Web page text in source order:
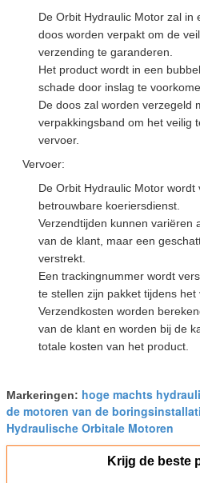
De Orbit Hydraulic Motor zal in
doos worden verpakt om de
verzending te garanderen.
Het product wordt in een
schade door inslag te
De doos zal worden verzegeld
verpakkingsband om het veilig
vervoer.
Vervoer:
De Orbit Hydraulic Motor wordt
betrouwbare koeriersdienst.
Verzendtijden kunnen variëren
van de klant, maar een
verstrekt.
Een trackingnummer wordt
te stellen zijn pakket tijdens het
Verzendkosten worden
van de klant en worden bij de
totale kosten van het product.
Markeringen: hoge machts
de motoren van de
Hydraulische Orbitale Motoren
Krijg de beste